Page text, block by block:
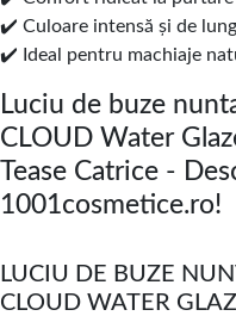
✔️ Culoare intensă și de
✔️ Ideal pentru machiaje
Luciu de buze
CLOUD Water
Tease Catrice -
1001cosmetice.ro!
LUCIU DE BUZE
CLOUD WATER